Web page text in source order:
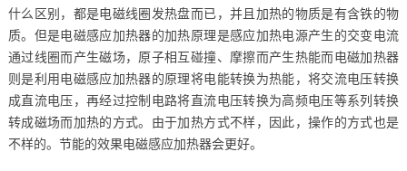
什么区别，都是电磁线圈发热盘而已，并且加热的物质是有含铁的物
质。但是电磁感应加热器的加热原理是感应加热电源产生的交变电流
通过线圈而产生磁场，原子相互碰撞、摩擦而产生热能而电磁加热器
则是利用电磁感应加热器的原理将电能转换为热能，将交流电压转换
成直流电压，再经过控制电路将直流电压转换为高频电压等系列转换
转成磁场而加热的方式。由于加热方式不样，因此，操作的方式也是
不样的。节能的效果电磁感应加热器会更好。